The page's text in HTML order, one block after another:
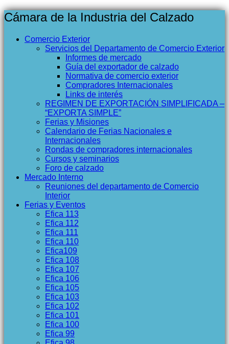
Cámara de la Industria del Calzado
Comercio Exterior
Servicios del Departamento de Comercio Exterior
Informes de mercado
Guía del exportador de calzado
Normativa de comercio exterior
Compradores Internacionales
Links de interés
REGIMEN DE EXPORTACIÓN SIMPLIFICADA –
“EXPORTA SIMPLE”
Ferias y Misiones
Calendario de Ferias Nacionales e
Internacionales
Rondas de compradores internacionales
Cursos y seminarios
Foro de calzado
Mercado Interno
Reuniones del departamento de Comercio
Interior
Ferias y Eventos
Efica 113
Efica 112
Efica 111
Efica 110
Efica109
Efica 108
Efica 107
Efica 106
Efica 105
Efica 103
Efica 102
Efica 101
Efica 100
Efica 99